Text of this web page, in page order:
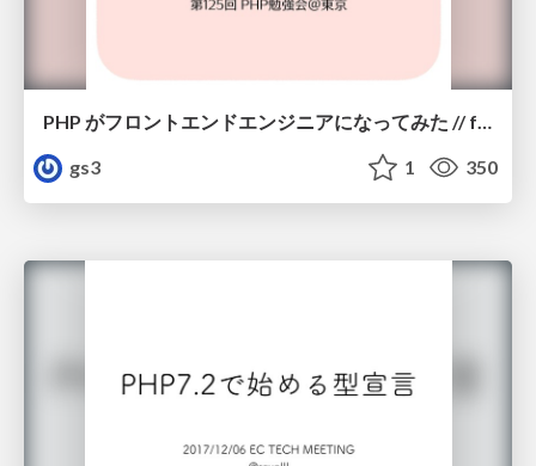
PHP がフロントエンドエンジニアになってみた // from PHPer to Frontend
gs3
1 350